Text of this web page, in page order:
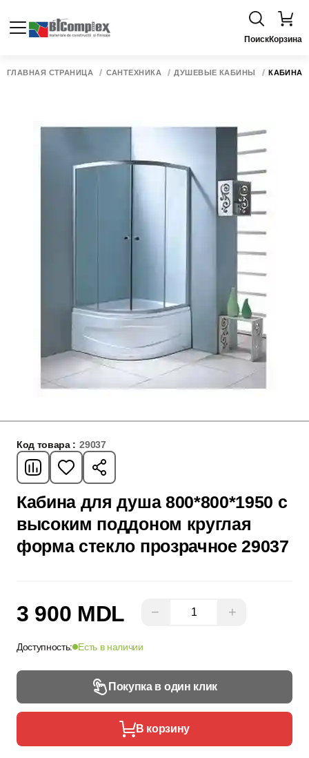
ПоискКорзина
ГЛАВНАЯ СТРАНИЦА САНТЕХНИКА ДУШЕВЫЕ КАБИНЫ КАБИНА
Код товара : 29037
Кабина для душа 800*800*1950 с
высоким поддоном круглая
форма стекло прозрачное 29037
3 900 MDL − +
Доступность: Есть в наличии
Покупка в один клик
В корзину